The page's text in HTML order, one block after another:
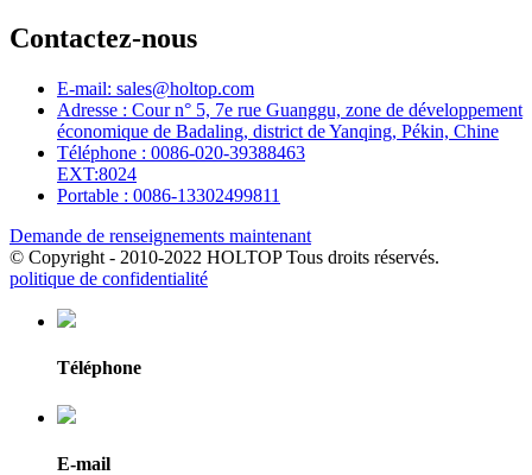
Contactez-nous
E-mail: sales@holtop.com
Adresse : Cour n° 5, 7e rue Guanggu, zone de développement
économique de Badaling, district de Yanqing, Pékin, Chine
Téléphone : 0086-020-39388463
EXT:8024
Portable : 0086-13302499811
Demande de renseignements maintenant
© Copyright - 2010-2022 HOLTOP Tous droits réservés.
politique de confidentialité
Téléphone
E-mail